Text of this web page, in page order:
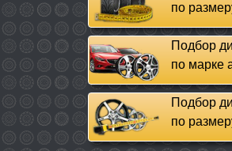
по
Подбор
по марке
Подбор
по